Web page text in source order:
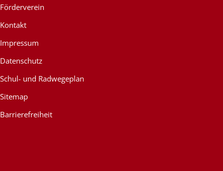
Förderverein
Kontakt
Impressum
Datenschutz
Schul- und Radwegeplan
Sitemap
Barrierefreiheit